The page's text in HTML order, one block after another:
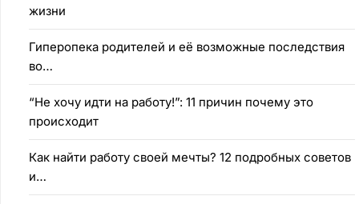
жизни
Гиперопека родителей и её возможные последствия
во…
“Не хочу идти на работу!”: 11 причин почему это
происходит
Как найти работу своей мечты? 12 подробных советов
и…